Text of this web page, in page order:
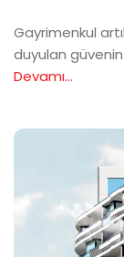
Gayrimenkul
duyulan güvenin
Devamı...